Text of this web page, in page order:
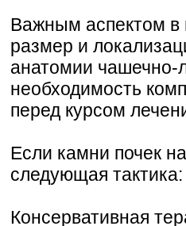
Важным аспектом в
размер и
анатомии чашечно-
необходимость
перед курсом
Если камни почек
следующая тактика:
Консервативная